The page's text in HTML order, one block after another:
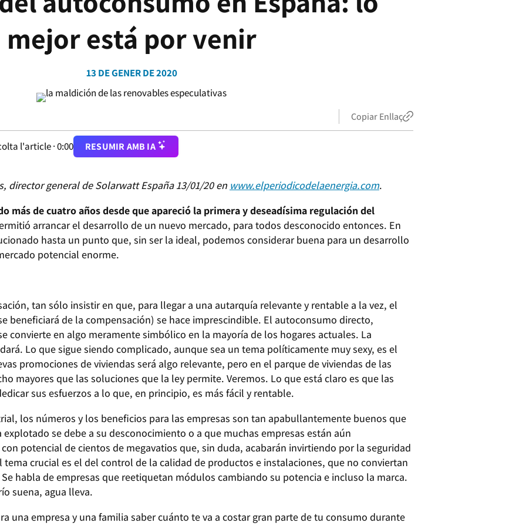
mejor está por venir
13 DE GENER DE 2020
Copiar Enllaç
l'article ·0:00 RESUMIR AMB IA
director general de Solarwatt España 13/01/20 en www.elperiodicodelaenergia.com.
más de cuatro años desde que apareció la primera y deseadísima regulación del
arrancar el desarrollo de un nuevo mercado, para todos desconocido entonces. En
hasta un punto que, sin ser la ideal, podemos considerar buena para un desarrollo
potencial enorme.
tan sólo insistir en que, para llegar a una autarquía relevante y rentable a la vez, el
beneficiará de la compensación) se hace imprescindible. El autoconsumo directo,
convierte en algo meramente simbólico en la mayoría de los hogares actuales. La
Lo que sigue siendo complicado, aunque sea un tema políticamente muy sexy, es el
promociones de viviendas será algo relevante, pero en el parque de viviendas de las
mayores que las soluciones que la ley permite. Veremos. Lo que está claro es que las
sus esfuerzos a lo que, en principio, es más fácil y rentable.
los números y los beneficios para las empresas son tan apabullantemente buenos que
se debe a su desconocimiento o a que muchas empresas están aún
potencial de cientos de megavatios que, sin duda, acabarán invirtiendo por la seguridad
crucial es el del control de la calidad de productos e instalaciones, que no conviertan
habla de empresas que reetiquetan módulos cambiando su potencia e incluso la marca.
suena, agua lleva.
una empresa y una familia saber cuánto te va a costar gran parte de tu consumo durante